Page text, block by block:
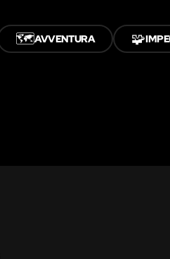
🗺️AVVENTURA 🧩